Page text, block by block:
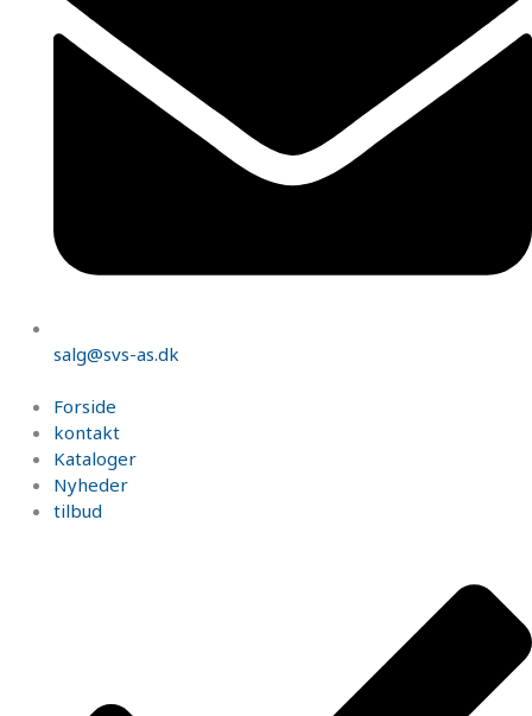
salg@svs-as.dk
Forside
kontakt
Kataloger
Nyheder
tilbud